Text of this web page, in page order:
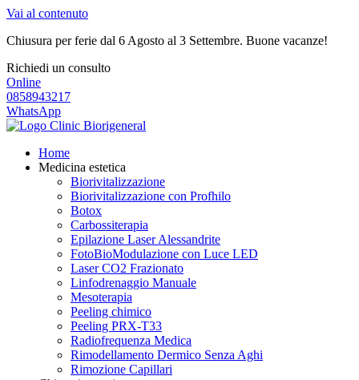
Vai al contenuto
Chiusura per ferie dal 6 Agosto al 3 Settembre. Buone vacanze!
Richiedi un consulto
Online
0858943217
WhatsApp
Home
Medicina estetica
Biorivitalizzazione
Biorivitalizzazione con Profhilo
Botox
Carbossiterapia
Epilazione Laser Alessandrite
FotoBioModulazione con Luce LED
Laser CO2 Frazionato
Linfodrenaggio Manuale
Mesoterapia
Peeling chimico
Peeling PRX-T33
Radiofrequenza Medica
Rimodellamento Dermico Senza Aghi
Rimozione Capillari